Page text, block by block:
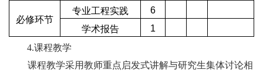
必修环节
专业工程实践
6
学术报告
1
4.课程教学
课程教学采用教师重点启发式讲解与研究生集体讨论相